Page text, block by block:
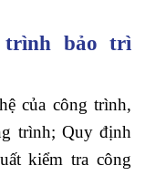
trình bảo trì
của công trình,
trình; Quy định
kiểm tra công